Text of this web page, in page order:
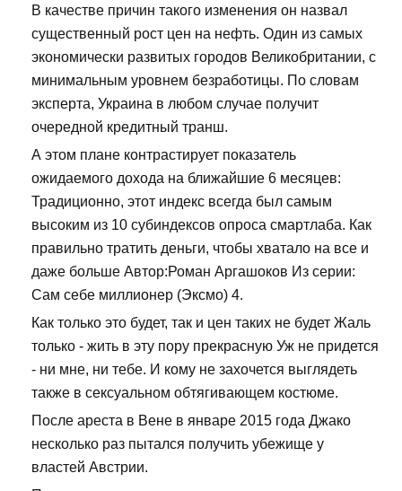
В качестве причин такого изменения он назвал
существенный рост цен на нефть. Один из самых
экономически развитых городов Великобритании, с
минимальным уровнем безработицы. По словам
эксперта, Украина в любом случае получит
очередной кредитный транш.
А этом плане контрастирует показатель
ожидаемого дохода на ближайшие 6 месяцев:
Традиционно, этот индекс всегда был самым
высоким из 10 субиндексов опроса смартлаба. Как
правильно тратить деньги, чтобы хватало на все и
даже больше Автор:Роман Аргашоков Из серии:
Сам себе миллионер (Эксмо) 4.
Как только это будет, так и цен таких не будет Жаль
только - жить в эту пору прекрасную Уж не придется
- ни мне, ни тебе. И кому не захочется выглядеть
также в сексуальном обтягивающем костюме.
После ареста в Вене в январе 2015 года Джако
несколько раз пытался получить убежище у
властей Австрии.